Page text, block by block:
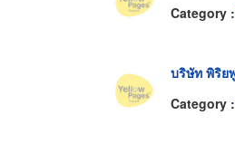
Category :
บริษัท พิริย
Category :